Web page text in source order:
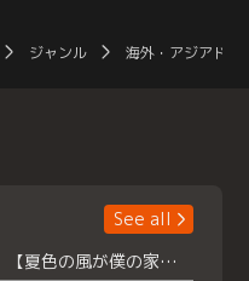
ジャンル 海外・アジアドラ
See all
浮所飛貴主演！ 【夏色の風が僕の家にやってきた】 本日よりテラサで独占配信スタート！